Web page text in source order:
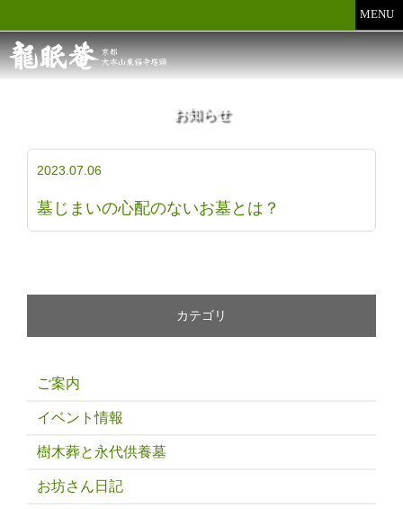
MENU
お知らせ
2023.07.06
墓じまいの心配のないお墓とは？
カテゴリ
ご案内
イベント情報
樹木葬と永代供養墓
お坊さん日記